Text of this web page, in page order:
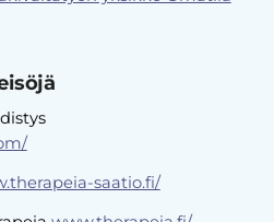
saatio.fi/